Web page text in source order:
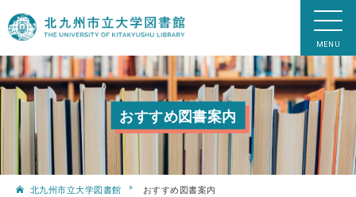
おすすめ図書案内
北九州市立大学図書館 おすすめ図書案内